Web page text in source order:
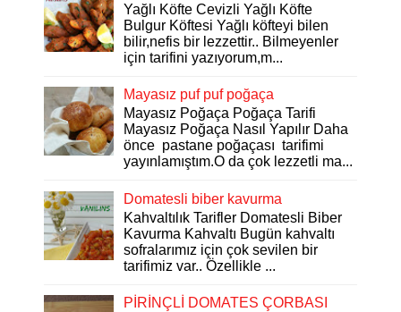
Yağlı Köfte Cevizli Yağlı Köfte
Bulgur Köftesi Yağlı köfteyi bilen
bilir,nefis bir lezzettir.. Bilmeyenler
için tarifini yazıyorum,m...
Mayasız puf puf poğaça
Mayasız Poğaça Poğaça Tarifi
Mayasız Poğaça Nasıl Yapılır Daha
önce pastane poğaçası tarifimi
yayınlamıştım.O da çok lezzetli ma...
Domatesli biber kavurma
Kahvaltılık Tarifler Domatesli Biber
Kavurma Kahvaltı Bugün kahvaltı
sofralarımız için çok sevilen bir
tarifimiz var.. Özellikle ...
PİRİNÇLİ DOMATES ÇORBASI